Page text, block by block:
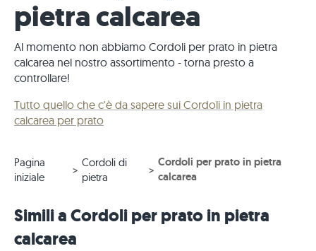
pietra calcarea
Al momento non abbiamo Cordoli per prato in pietra
calcarea nel nostro assortimento - torna presto a
controllare!
Tutto quello che c'è da sapere sui Cordoli in pietra
calcarea per prato
Pagina
iniziale
Cordoli di
pietra
Cordoli per prato in pietra
calcarea
Simili a Cordoli per prato in pietra
calcarea